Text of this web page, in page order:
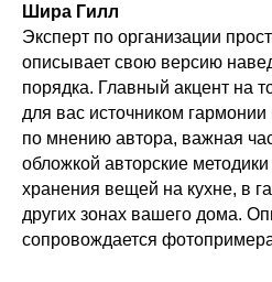
Шира Гилл
Эксперт по организации
описывает свою версию
порядка. Главный акцент на
для вас источником
по мнению автора, важная
обложкой авторские
хранения вещей на кухне, в
других зонах вашего дома.
сопровождается